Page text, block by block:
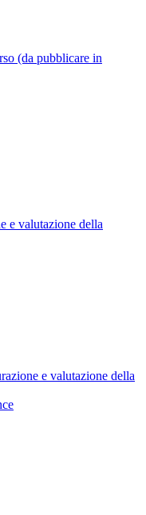
(da pubblicare in
e valutazione della
e valutazione della